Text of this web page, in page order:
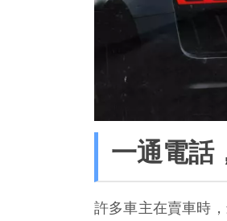
一通電話
許多車主在賣車時